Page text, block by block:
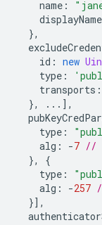
name :
displayName
},
id : new
type :
transports :
},
...],
type :
alg : -7 //
},
{
type :
alg : -257
}],